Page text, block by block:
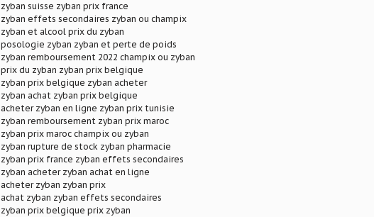
zyban suisse zyban prix france
zyban effets secondaires zyban ou champix
zyban et alcool prix du zyban
posologie zyban zyban et perte de poids
zyban remboursement 2022 champix ou zyban
prix du zyban zyban prix belgique
zyban prix belgique zyban acheter
zyban achat zyban prix belgique
acheter zyban en ligne zyban prix tunisie
zyban remboursement zyban prix maroc
zyban prix maroc champix ou zyban
zyban rupture de stock zyban pharmacie
zyban prix france zyban effets secondaires
zyban acheter zyban achat en ligne
acheter zyban zyban prix
achat zyban zyban effets secondaires
zyban prix belgique prix zyban